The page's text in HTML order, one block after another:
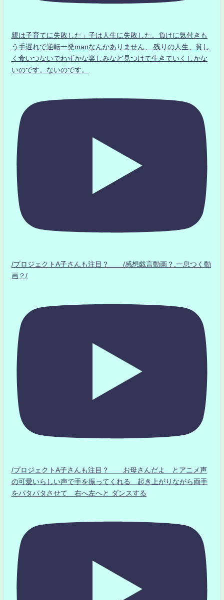
親は子育てに失敗した」子は人生に失敗した。負けに気付きも
う手遅れで逆転一発manなんかありません、 残りの人生、貧し
く食いつないでわずかな楽しみなど見つけて生きていくしかな
いのです。ないのです。
/プロジェクトA子さんも注目？ /感想戯言動画？.一息つく動
画？/
/プロジェクトA子さんも注目？ お母さんだよ とアニメ声
の可愛いらしい声で手を振ってくれる 起き上がりながら両手
をパタパタさせて 右へ左へと ダンスする